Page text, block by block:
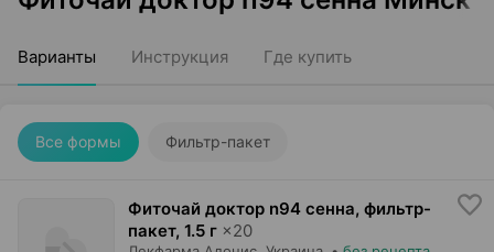
Варианты Инструкция Где купить
Все формы Фильтр-пакет
Фиточай доктор n94 сенна, фильтр-
пакет, 1.5 г ×20